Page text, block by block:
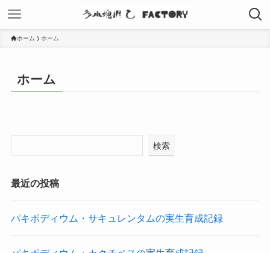
ホーム ホーム
ホーム
検索
最近の投稿
パキポディウム・サキュレンタムの実生育成記録